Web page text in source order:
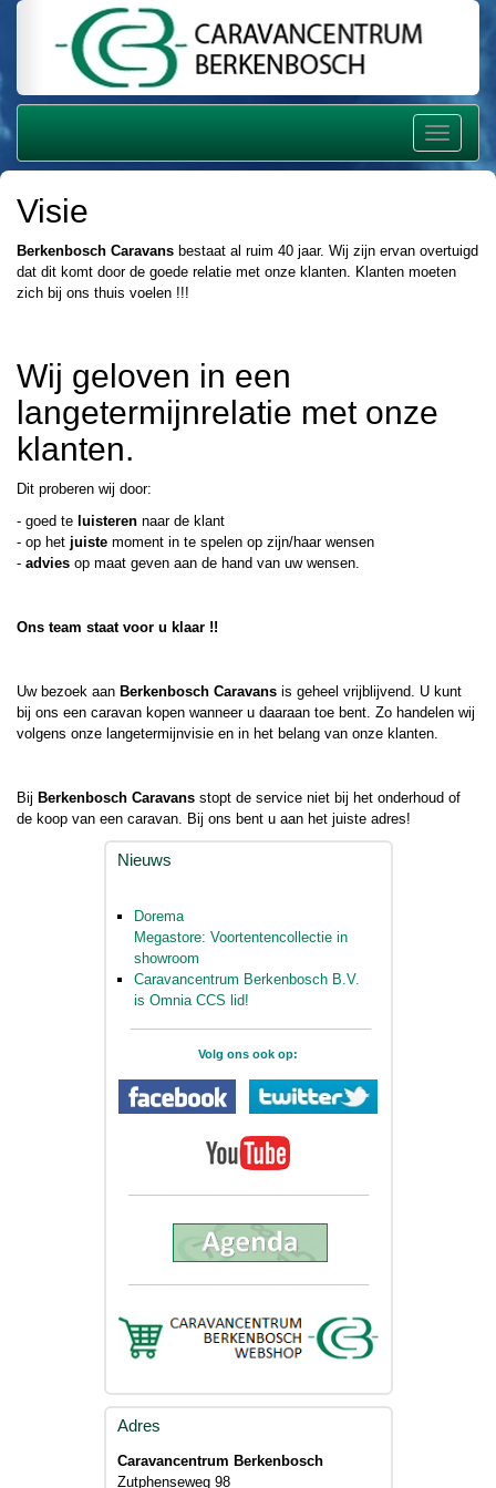
Navigatie
Visie
Berkenbosch Caravans bestaat al ruim 40 jaar. Wij zijn ervan overtuigd
dat dit komt door de goede relatie met onze klanten. Klanten moeten
zich bij ons thuis voelen !!!
Wij geloven in een
langetermijnrelatie met onze
klanten.
Dit proberen wij door:
- goed te luisteren naar de klant
- op het juiste moment in te spelen op zijn/haar wensen
- advies op maat geven aan de hand van uw wensen.
Ons team staat voor u klaar !!
Uw bezoek aan Berkenbosch Caravans is geheel vrijblijvend. U kunt
bij ons een caravan kopen wanneer u daaraan toe bent. Zo handelen wij
volgens onze langetermijnvisie en in het belang van onze klanten.
Bij Berkenbosch Caravans stopt de service niet bij het onderhoud of
de koop van een caravan. Bij ons bent u aan het juiste adres!
Nieuws
Dorema
Megastore: Voortentencollectie in
showroom
Caravancentrum Berkenbosch B.V.
is Omnia CCS lid!
Volg ons ook op:
Adres
Caravancentrum Berkenbosch
Zutphenseweg 98